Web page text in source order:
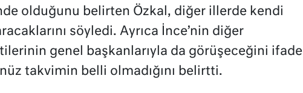
olduğunu belirten Özkal, diğer illerde kendi
söyledi. Ayrıca İnce’nin diğer
genel başkanlarıyla da görüşeceğini ifade
takvimin belli olmadığını belirtti.